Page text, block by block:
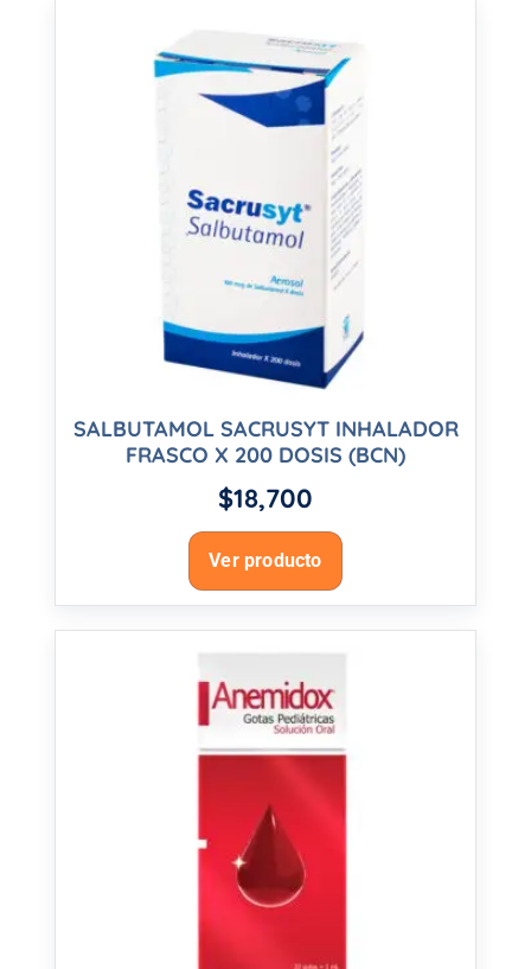
SALBUTAMOL SACRUSYT INHALADOR
FRASCO X 200 DOSIS (BCN)
$18,700
Ver producto